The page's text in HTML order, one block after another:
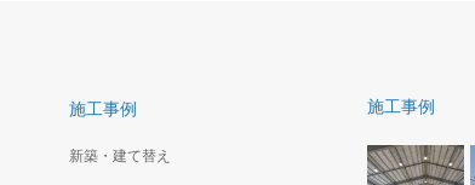
施工事例
新築・建て替え
施工事例